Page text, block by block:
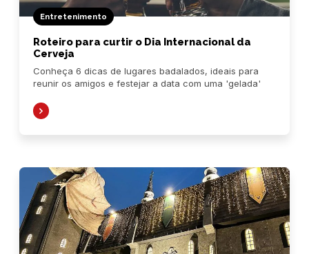
Entretenimento
Roteiro para curtir o Dia Internacional da
Cerveja
Conheça 6 dicas de lugares badalados, ideais para
reunir os amigos e festejar a data com uma 'gelada'